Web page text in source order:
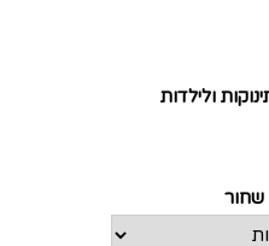
ולילדות
שחור